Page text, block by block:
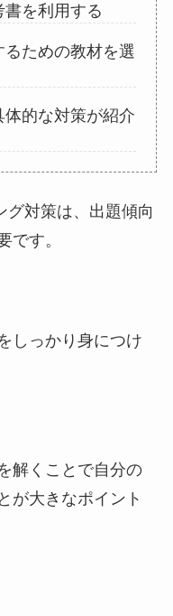
を利用する
ための教材を選
体的な対策が紹介
グ対策は、出題傾向
です。
しっかり身につけ
解くことで自分の
が大きなポイント